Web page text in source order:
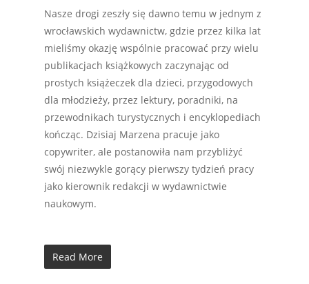
Nasze drogi zeszły się dawno temu w jednym z
wrocławskich wydawnictw, gdzie przez kilka lat
mieliśmy okazję wspólnie pracować przy wielu
publikacjach książkowych zaczynając od
prostych książeczek dla dzieci, przygodowych
dla młodzieży, przez lektury, poradniki, na
przewodnikach turystycznych i encyklopediach
kończąc. Dzisiaj Marzena pracuje jako
copywriter, ale postanowiła nam przybliżyć
swój niezwykle gorący pierwszy tydzień pracy
jako kierownik redakcji w wydawnictwie
naukowym.
Read More